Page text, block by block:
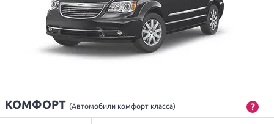
КОМФОРТ (Автомобили комфорт класса) ?